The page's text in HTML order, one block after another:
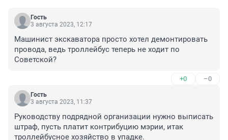
Гость
3 августа 2023, 12:17
Машинист экскаватора просто хотел демонтировать
провода, ведь троллейбус теперь не ходит по
Советской?
+0 –0
Гость
3 августа 2023, 11:37
Руководству подрядной организации нужно выписать
штраф, пусть платит контрибуцию мэрии, итак
троллейбусное хозяйство в упадке.